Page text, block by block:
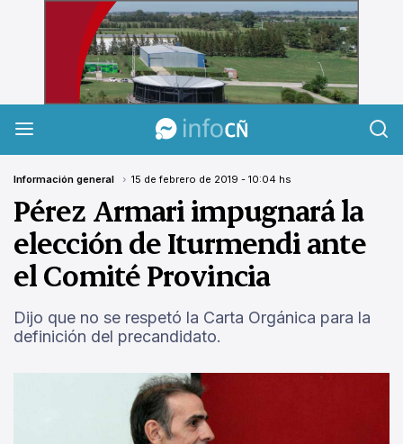
InfoCañuelas
Información general 15 de febrero de 2019 - 10:04 hs
Pérez Armari impugnará la
elección de Iturmendi ante
el Comité Provincia
Dijo que no se respetó la Carta Orgánica para la
definición del precandidato.